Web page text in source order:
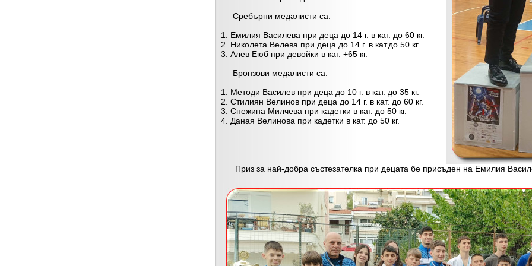
Сребърни медалисти са:
1. Емилия Василева при деца до 14 г. в кат. до 60 кг.
2. Николета Велева при деца до 14 г. в кат.до 50 кг.
3. Алев Еюб при девойки в кат. +65 кг.
Бронзови медалисти са:
1. Методи Василев при деца до 10 г. в кат. до 35 кг.
2. Стилиян Велинов при деца до 14 г. в кат. до 60 кг.
3. Снежина Милчева при кадетки в кат. до 50 кг.
4. Даная Велинова при кадетки в кат. до 50 кг.
Приз за най-добра състезателка при децата бе присъден на Емилия